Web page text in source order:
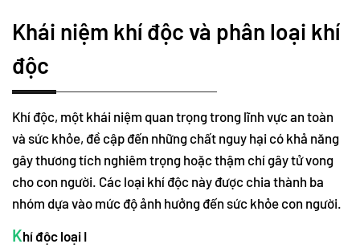
Khái niệm khí độc và phân loại khí
độc
Khí độc, một khái niệm quan trọng trong lĩnh vực an toàn
và sức khỏe, đề cập đến những chất nguy hại có khả năng
gây thương tích nghiêm trọng hoặc thậm chí gây tử vong
cho con người. Các loại khí độc này được chia thành ba
nhóm dựa vào mức độ ảnh hưởng đến sức khỏe con người.
Khí độc loại I